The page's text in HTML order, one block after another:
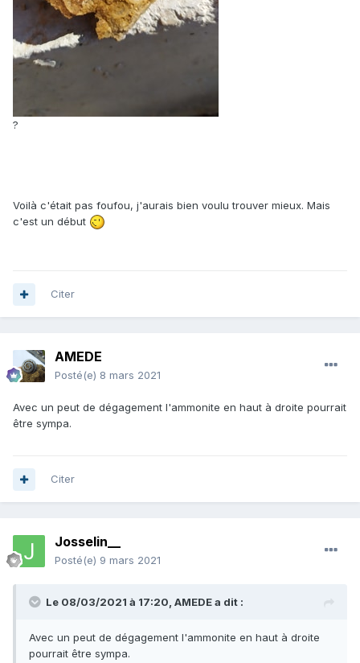
?
Voilà c'était pas foufou, j'aurais bien voulu trouver mieux. Mais
c'est un début
Citer
AMEDE
Posté(e) 8 mars 2021
Avec un peut de dégagement l'ammonite en haut à droite pourrait
être sympa.
Citer
Josselin__
Posté(e) 9 mars 2021
Le 08/03/2021 à 17:20, AMEDEa dit :
Avec un peut de dégagement l'ammonite en haut à droite
pourrait être sympa.